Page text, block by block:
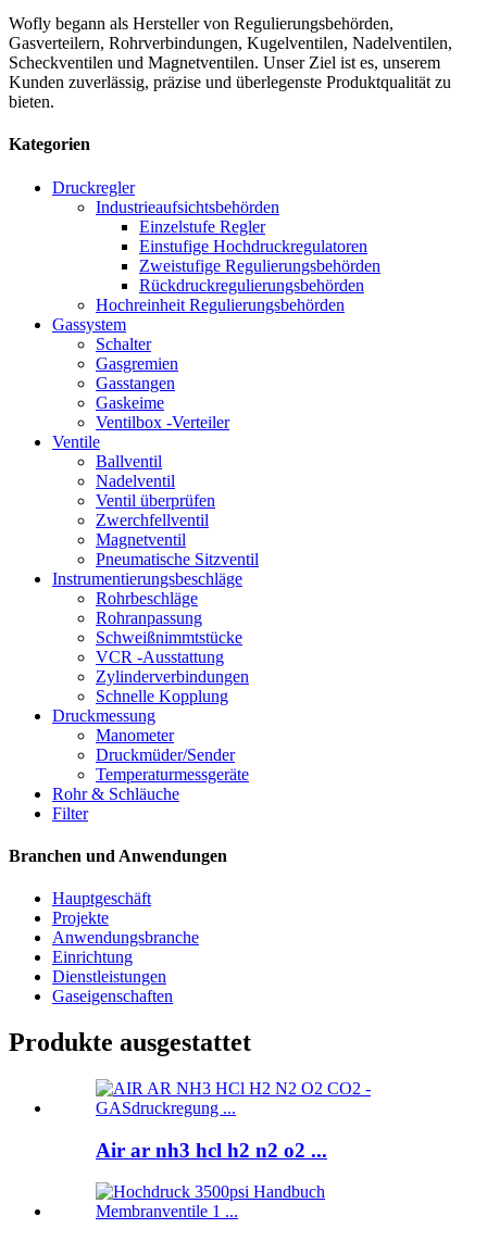
Wofly begann als Hersteller von Regulierungsbehörden,
Gasverteilern, Rohrverbindungen, Kugelventilen, Nadelventilen,
Scheckventilen und Magnetventilen. Unser Ziel ist es, unserem
Kunden zuverlässig, präzise und überlegenste Produktqualität zu
bieten.
Kategorien
Druckregler
Industrieaufsichtsbehörden
Einzelstufe Regler
Einstufige Hochdruckregulatoren
Zweistufige Regulierungsbehörden
Rückdruckregulierungsbehörden
Hochreinheit Regulierungsbehörden
Gassystem
Schalter
Gasgremien
Gasstangen
Gaskeime
Ventilbox -Verteiler
Ventile
Ballventil
Nadelventil
Ventil überprüfen
Zwerchfellventil
Magnetventil
Pneumatische Sitzventil
Instrumentierungsbeschläge
Rohrbeschläge
Rohranpassung
Schweißnimmtstücke
VCR -Ausstattung
Zylinderverbindungen
Schnelle Kopplung
Druckmessung
Manometer
Druckmüder/Sender
Temperaturmessgeräte
Rohr & Schläuche
Filter
Branchen und Anwendungen
Hauptgeschäft
Projekte
Anwendungsbranche
Einrichtung
Dienstleistungen
Gaseigenschaften
Produkte ausgestattet
Air ar nh3 hcl h2 n2 o2 ...